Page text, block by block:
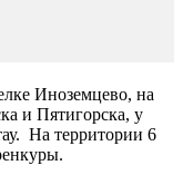
Иноземцево, на
и Пятигорска, у
На территории 6